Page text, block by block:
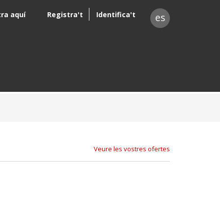
aquí Registra't Identifica't es
Veure les vostres ofertes